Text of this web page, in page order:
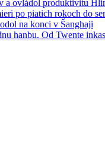
a ovládol produktivitu
po piatich rokoch do
na konci v Šanghaji
hanbu. Od Twente